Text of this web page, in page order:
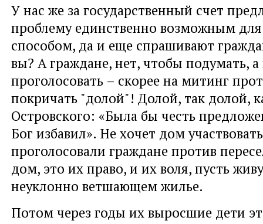
У нас же за государственный счет
проблему единственно возможным
способом, да и еще спрашивают
вы? А граждане, нет, чтобы подумать,
проголосовать – скорее на митинг
покричать "долой"! Долой, так долой,
Островского: «Была бы честь
Бог избавил». Не хочет дом
проголосовали граждане против
дом, это их право, и их воля, пусть
неуклонно ветшающем жилье.
Потом через годы их выросшие дети